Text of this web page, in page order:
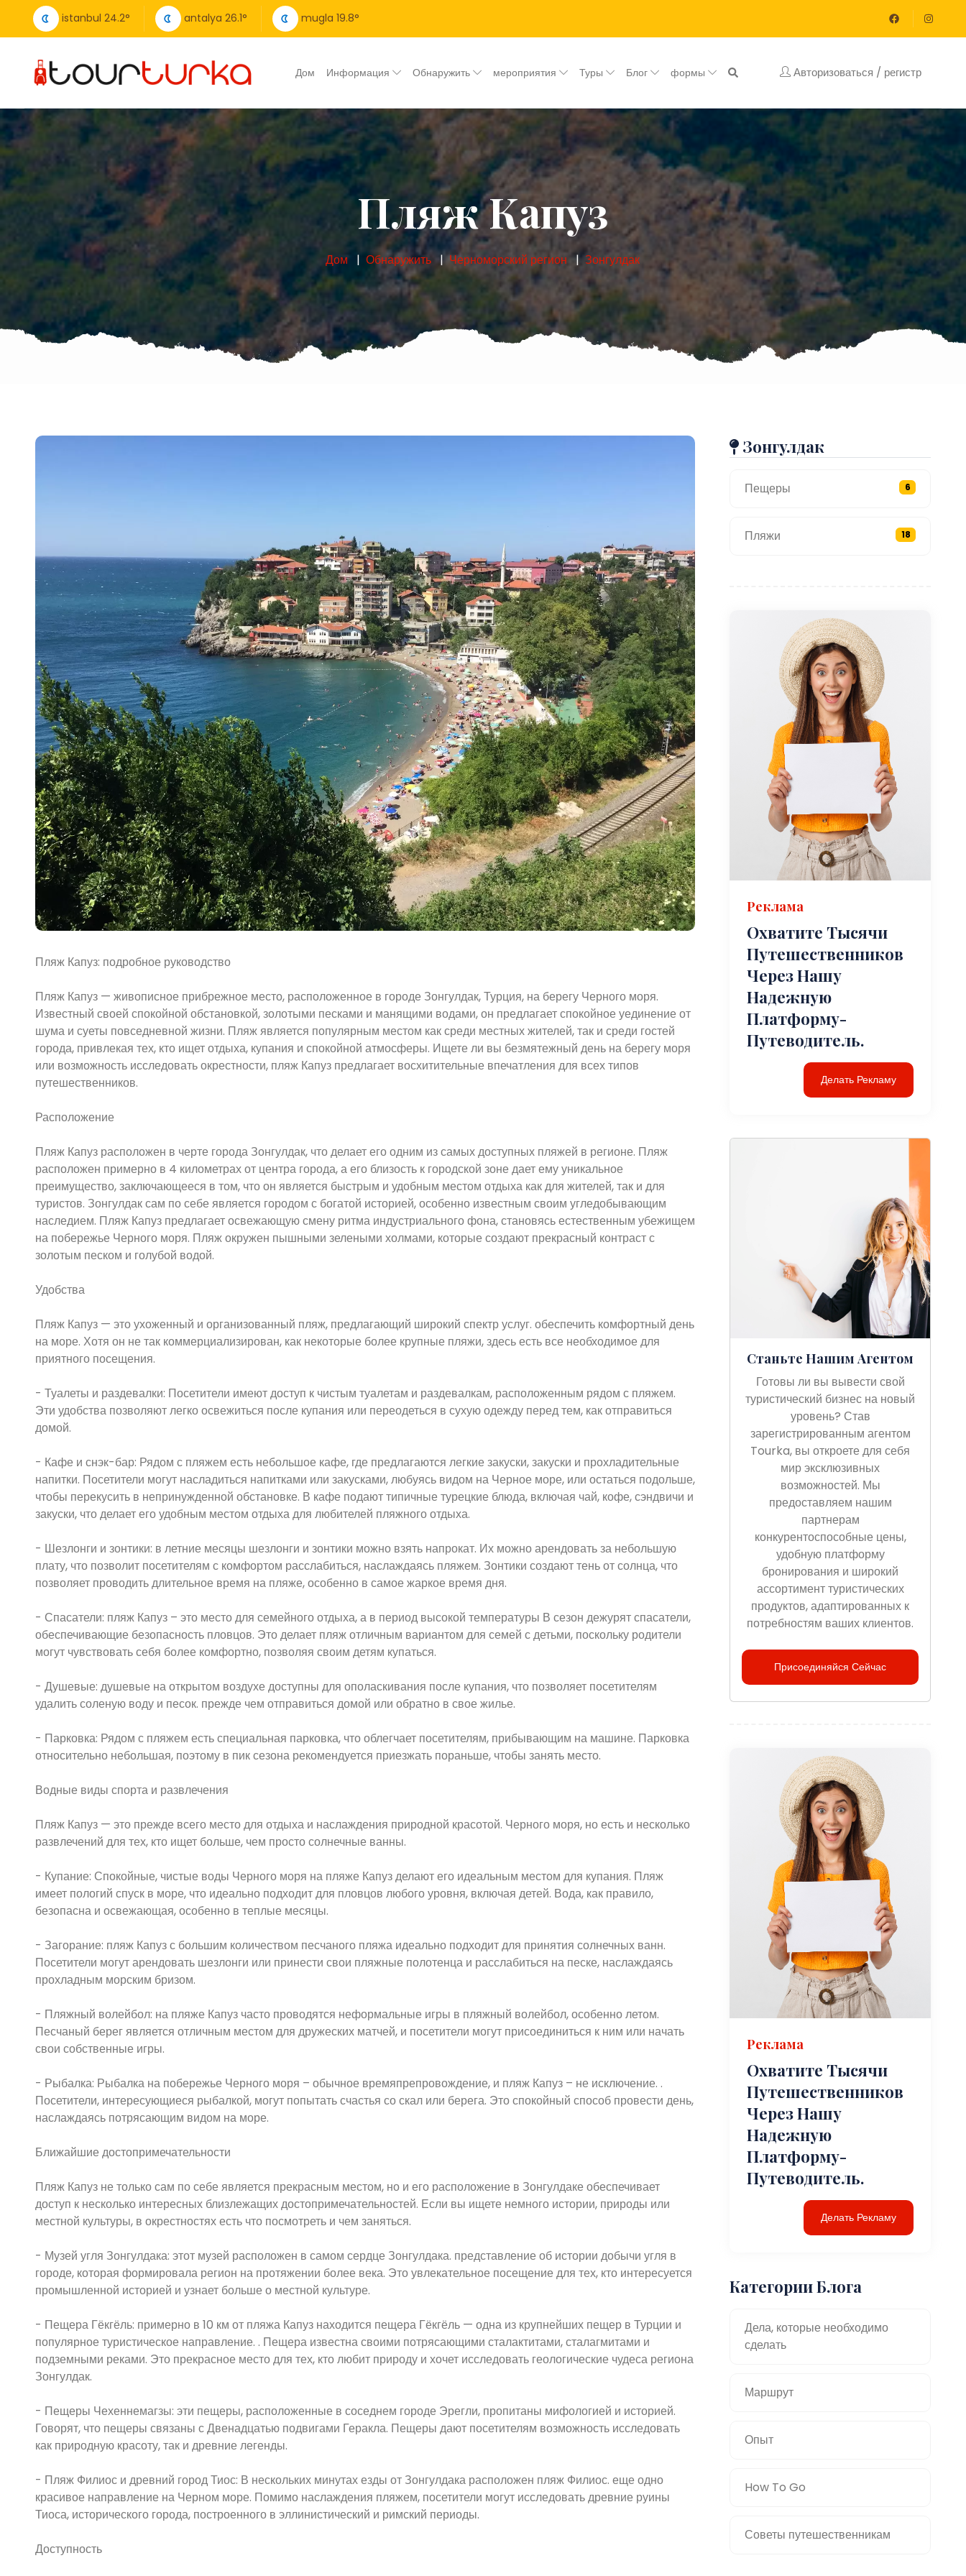
istanbul 24.2° antalya 26.1° mugla 19.8°
Дом Информация Обнаружить мероприятия Туры Блог формы Авторизоваться / регистр
Пляж Капуз
Дом Обнаружить Черноморский регион Зонгулдак
Пляж Капуз: подробное руководство
Пляж Капуз — живописное прибрежное место, расположенное в городе Зонгулдак, Турция, на берегу Черного моря.
Известный своей спокойной обстановкой, золотыми песками и манящими водами, он предлагает спокойное уединение от
шума и суеты повседневной жизни. Пляж является популярным местом как среди местных жителей, так и среди гостей
города, привлекая тех, кто ищет отдыха, купания и спокойной атмосферы. Ищете ли вы безмятежный день на берегу моря
или возможность исследовать окрестности, пляж Капуз предлагает восхитительные впечатления для всех типов
путешественников.
Расположение
Пляж Капуз расположен в черте города Зонгулдак, что делает его одним из самых доступных пляжей в регионе. Пляж
расположен примерно в 4 километрах от центра города, а его близость к городской зоне дает ему уникальное
преимущество, заключающееся в том, что он является быстрым и удобным местом отдыха как для жителей, так и для
туристов. Зонгулдак сам по себе является городом с богатой историей, особенно известным своим угледобывающим
наследием. Пляж Капуз предлагает освежающую смену ритма индустриального фона, становясь естественным убежищем
на побережье Черного моря. Пляж окружен пышными зелеными холмами, которые создают прекрасный контраст с
золотым песком и голубой водой.
Удобства
Пляж Капуз — это ухоженный и организованный пляж, предлагающий широкий спектр услуг. обеспечить комфортный день
на море. Хотя он не так коммерциализирован, как некоторые более крупные пляжи, здесь есть все необходимое для
приятного посещения.
- Туалеты и раздевалки: Посетители имеют доступ к чистым туалетам и раздевалкам, расположенным рядом с пляжем.
Эти удобства позволяют легко освежиться после купания или переодеться в сухую одежду перед тем, как отправиться
домой.
- Кафе и снэк-бар: Рядом с пляжем есть небольшое кафе, где предлагаются легкие закуски, закуски и прохладительные
напитки. Посетители могут насладиться напитками или закусками, любуясь видом на Черное море, или остаться подольше,
чтобы перекусить в непринужденной обстановке. В кафе подают типичные турецкие блюда, включая чай, кофе, сэндвичи и
закуски, что делает его удобным местом отдыха для любителей пляжного отдыха.
- Шезлонги и зонтики: в летние месяцы шезлонги и зонтики можно взять напрокат. Их можно арендовать за небольшую
плату, что позволит посетителям с комфортом расслабиться, наслаждаясь пляжем. Зонтики создают тень от солнца, что
позволяет проводить длительное время на пляже, особенно в самое жаркое время дня.
- Спасатели: пляж Капуз – это место для семейного отдыха, а в период высокой температуры В сезон дежурят спасатели,
обеспечивающие безопасность пловцов. Это делает пляж отличным вариантом для семей с детьми, поскольку родители
могут чувствовать себя более комфортно, позволяя своим детям купаться.
- Душевые: душевые на открытом воздухе доступны для ополаскивания после купания, что позволяет посетителям
удалить соленую воду и песок. прежде чем отправиться домой или обратно в свое жилье.
- Парковка: Рядом с пляжем есть специальная парковка, что облегчает посетителям, прибывающим на машине. Парковка
относительно небольшая, поэтому в пик сезона рекомендуется приезжать пораньше, чтобы занять место.
Водные виды спорта и развлечения
Пляж Капуз — это прежде всего место для отдыха и наслаждения природной красотой. Черного моря, но есть и несколько
развлечений для тех, кто ищет больше, чем просто солнечные ванны.
- Купание: Спокойные, чистые воды Черного моря на пляже Капуз делают его идеальным местом для купания. Пляж
имеет пологий спуск в море, что идеально подходит для пловцов любого уровня, включая детей. Вода, как правило,
безопасна и освежающая, особенно в теплые месяцы.
- Загорание: пляж Капуз с большим количеством песчаного пляжа идеально подходит для принятия солнечных ванн.
Посетители могут арендовать шезлонги или принести свои пляжные полотенца и расслабиться на песке, наслаждаясь
прохладным морским бризом.
- Пляжный волейбол: на пляже Капуз часто проводятся неформальные игры в пляжный волейбол, особенно летом.
Песчаный берег является отличным местом для дружеских матчей, и посетители могут присоединиться к ним или начать
свои собственные игры.
- Рыбалка: Рыбалка на побережье Черного моря – обычное времяпрепровождение, и пляж Капуз – не исключение. .
Посетители, интересующиеся рыбалкой, могут попытать счастья со скал или берега. Это спокойный способ провести день,
наслаждаясь потрясающим видом на море.
Ближайшие достопримечательности
Пляж Капуз не только сам по себе является прекрасным местом, но и его расположение в Зонгулдаке обеспечивает
доступ к несколько интересных близлежащих достопримечательностей. Если вы ищете немного истории, природы или
местной культуры, в окрестностях есть что посмотреть и чем заняться.
- Музей угля Зонгулдака: этот музей расположен в самом сердце Зонгулдака. представление об истории добычи угля в
городе, которая формировала регион на протяжении более века. Это увлекательное посещение для тех, кто интересуется
промышленной историей и узнает больше о местной культуре.
- Пещера Гёкгёль: примерно в 10 км от пляжа Капуз находится пещера Гёкгёль — одна из крупнейших пещер в Турции и
популярное туристическое направление. . Пещера известна своими потрясающими сталактитами, сталагмитами и
подземными реками. Это прекрасное место для тех, кто любит природу и хочет исследовать геологические чудеса региона
Зонгулдак.
- Пещеры Чехеннемагзы: эти пещеры, расположенные в соседнем городе Эрегли, пропитаны мифологией и историей.
Говорят, что пещеры связаны с Двенадцатью подвигами Геракла. Пещеры дают посетителям возможность исследовать
как природную красоту, так и древние легенды.
- Пляж Филиос и древний город Тиос: В нескольких минутах езды от Зонгулдака расположен пляж Филиос. еще одно
красивое направление на Черном море. Помимо наслаждения пляжем, посетители могут исследовать древние руины
Тиоса, исторического города, построенного в эллинистический и римский периоды.
Доступность
Зонгулдак
Пещеры 6
Пляжи 18
Реклама
Охватите Тысячи
Путешественников
Через Нашу
Надежную
Платформу-
Путеводитель.
Делать Рекламу
Станьте Нашим Агентом
Готовы ли вы вывести свой
туристический бизнес на новый
уровень? Став
зарегистрированным агентом
Tourka, вы откроете для себя
мир эксклюзивных
возможностей. Мы
предоставляем нашим
партнерам
конкурентоспособные цены,
удобную платформу
бронирования и широкий
ассортимент туристических
продуктов, адаптированных к
потребностям ваших клиентов.
Присоединяйся Сейчас
Реклама
Охватите Тысячи
Путешественников
Через Нашу
Надежную
Платформу-
Путеводитель.
Делать Рекламу
Категории Блога
Дела, которые необходимо
сделать
Маршрут
Опыт
How To Go
Советы путешественникам